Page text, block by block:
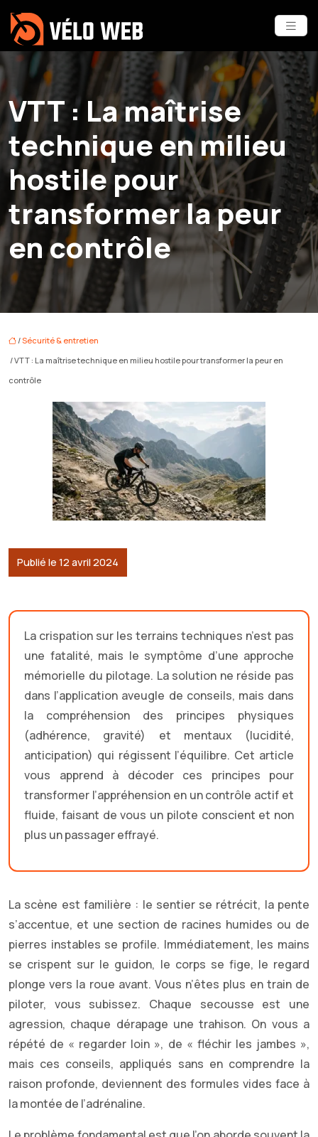
VTT : La maîtrise
technique en milieu
hostile pour
transformer la peur
en contrôle
/Sécurité & entretien
/ VTT : La maîtrise technique en milieu hostile pour transformer la peur en
contrôle
Publié le 12 avril 2024
La crispation sur les terrains techniques n’est pas
une fatalité, mais le symptôme d’une approche
mémorielle du pilotage. La solution ne réside pas
dans l’application aveugle de conseils, mais dans
la compréhension des principes physiques
(adhérence, gravité) et mentaux (lucidité,
anticipation) qui régissent l’équilibre. Cet article
vous apprend à décoder ces principes pour
transformer l’appréhension en un contrôle actif et
fluide, faisant de vous un pilote conscient et non
plus un passager effrayé.
La scène est familière : le sentier se rétrécit, la pente
s’accentue, et une section de racines humides ou de
pierres instables se profile. Immédiatement, les mains
se crispent sur le guidon, le corps se fige, le regard
plonge vers la roue avant. Vous n’êtes plus en train de
piloter, vous subissez. Chaque secousse est une
agression, chaque dérapage une trahison. On vous a
répété de « regarder loin », de « fléchir les jambes »,
mais ces conseils, appliqués sans en comprendre la
raison profonde, deviennent des formules vides face à
la montée de l’adrénaline.